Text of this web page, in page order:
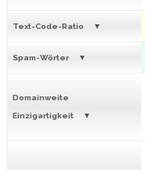
Text-Code-Ratio
Spam-Wörter
Domainweite
Einzigartigkeit